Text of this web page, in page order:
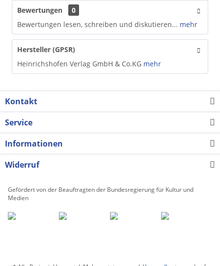
Bewertungen
0
Bewertungen lesen, schreiben und diskutieren... mehr
Hersteller (GPSR)
Heinrichshofen Verlag GmbH & Co.KG mehr
Kontakt
Service
Informationen
Widerruf
Gefördert von der Beauftragten der Bundesregierung für Kultur und
Medien